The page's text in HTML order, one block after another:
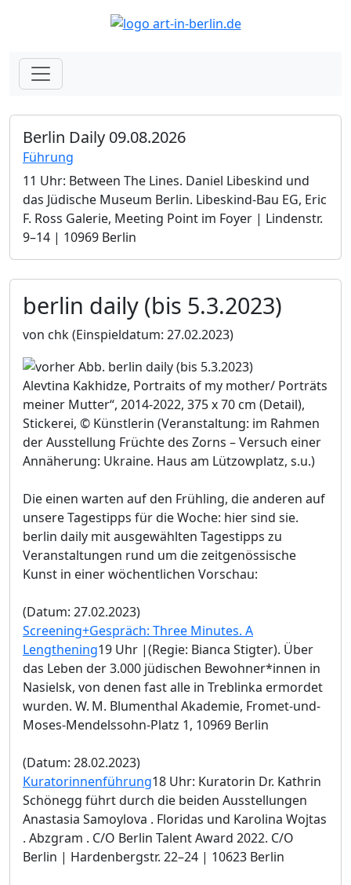
Berlin Daily 09.08.2026
Führung
11 Uhr: Between The Lines. Daniel Libeskind und
das Jüdische Museum Berlin.­ Libeskind-Bau EG, Eric
F. Ross Galerie, Meeting Point im Foyer | Lindenstr.
9–14 | 10969 Berlin
berlin daily (bis 5.3.2023)
von chk(Einspieldatum: 27.02.2023)
Alevtina Kakhidze, Portraits of my mother/ Porträts
meiner Mutter“, 2014-2022, 375 x 70 cm (Detail),
Stickerei, © Künstlerin (Veranstaltung: im Rahmen
der Ausstellung Früchte des Zorns – Versuch einer
Annäherung: Ukraine. Haus am Lützowplatz, s.u.)
Die einen warten auf den Frühling, die anderen auf
unsere Tagestipps für die Woche: hier sind sie.
berlin daily mit ausgewählten Tagestipps zu
Veranstaltungen rund um die zeitgenössische
Kunst in einer wöchentlichen Vorschau:
(Datum: 27.02.2023)
Screening+Gespräch: Three Minutes. A
Lengthening19 Uhr |(Regie: Bianca Stigter). Über
das Leben der 3.000 jüdischen Bewohner*innen in
Nasielsk, von denen fast alle in Treblinka ermordet
wurden. W. M. Blumenthal Akademie, Fromet-und-
Moses-Mendelssohn-Platz 1, 10969 Berlin
(Datum: 28.02.2023)
Kuratorinnenführung18 Uhr: Kuratorin Dr. Kathrin
Schönegg führt durch die beiden Ausstellungen
Anastasia Samoylova . Floridas und Karolina Wojtas
. Abzgram . C/O Berlin Talent Award 2022. C/O
Berlin | Hardenbergstr. 22–24 | 10623 Berlin